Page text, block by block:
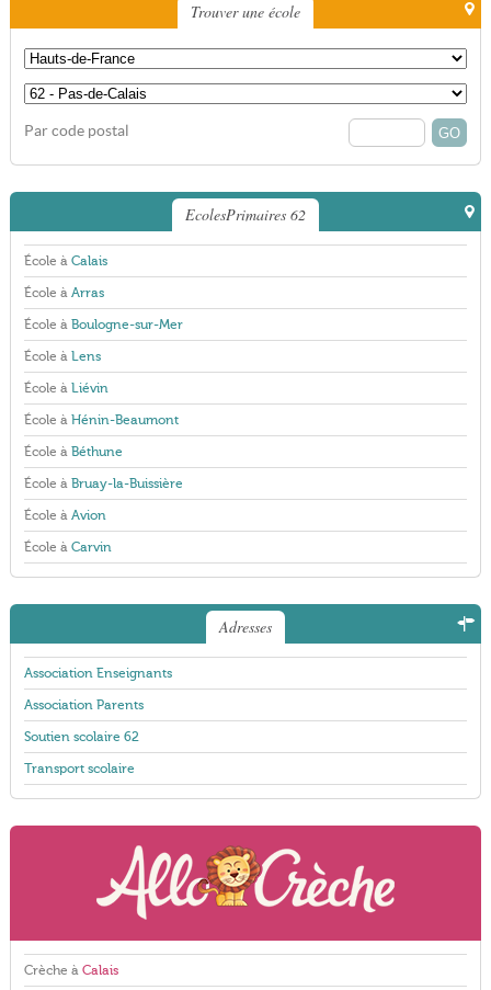
Trouver une école
Par code postal
EcolesPrimaires 62
École à Calais
École à Arras
École à Boulogne-sur-Mer
École à Lens
École à Liévin
École à Hénin-Beaumont
École à Béthune
École à Bruay-la-Buissière
École à Avion
École à Carvin
Adresses
Association Enseignants
Association Parents
Soutien scolaire 62
Transport scolaire
Crèche à Calais